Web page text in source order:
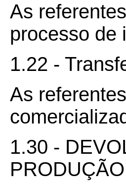
As
processo de
1.22 -
As
1.30 -